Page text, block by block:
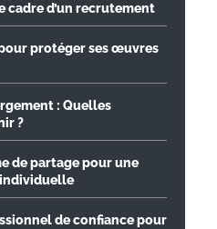
cadre d’un recrutement
protéger ses œuvres
: Quelles
?
de partage pour une
de confiance pour